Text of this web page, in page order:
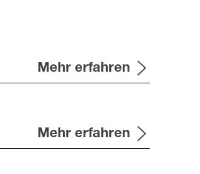
Mehr erfahren
Mehr erfahren